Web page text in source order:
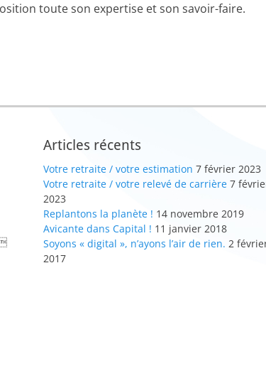
toute son expertise et son savoir-faire.
Articles récents
Votre retraite / votre estimation 7 février 2023
Votre retraite / votre relevé de carrière 7
2023
Replantons la planète ! 14 novembre 2019
Avicante dans Capital ! 11 janvier 2018
Soyons « digital », n’ayons l’air de rien. 2
2017